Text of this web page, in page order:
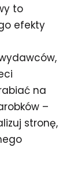
to
efekty
na
–
stronę,